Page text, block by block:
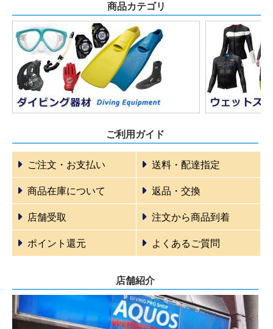
商品カテゴリ
ご利用ガイド
ご注文・お支払い 送料・配達指定
商品在庫について 返品・交換
店舗受取 注文から商品到着
ポイント還元 よくあるご質問
店舗紹介